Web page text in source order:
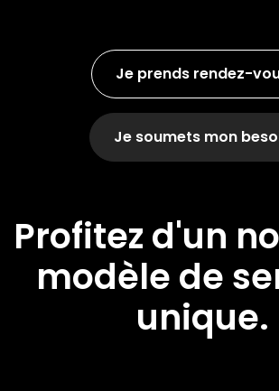
Je prends rendez-
Je soumets mon
Profitez d'un
modèle de
unique.